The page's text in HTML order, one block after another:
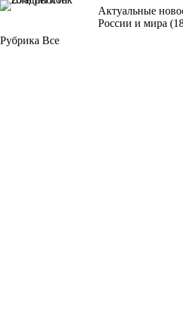
Перейти
Актуальные
России и мира
Рубрика Все